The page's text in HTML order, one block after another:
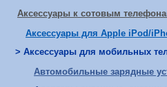
Аксессуары к сотовым
Аксессуары для Apple iPod/
> Аксессуары для мобильных
Автомобильные зарядные